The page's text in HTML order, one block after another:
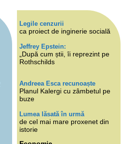
Legile cenzurii
ca proiect de inginerie socială
Jeffrey Epstein:
„După cum știi, îi reprezint pe
Rothschilds
Andreea Esca recunoaște
Planul Kalergi cu zâmbetul pe
buze
Lumea lăsată în urmă
de cel mai mare proxenet din
istorie